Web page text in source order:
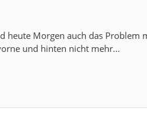
heute Morgen auch das Problem
und hinten nicht mehr...